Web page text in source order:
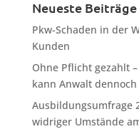
Neueste Beiträge
Pkw-Schaden in der
Kunden
Ohne Pflicht gezahlt
kann Anwalt
Ausbildungsumfrage
widriger Umstände